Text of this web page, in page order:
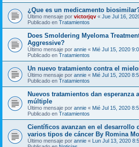
¿Que es un medicamento
Último mensaje por victorjqv « Jue Jul 16,
Publicado en Tratamientos
Does Smoldering Myeloma
Aggressive?
Último mensaje por annie « Mié Jul 15, 2020
Publicado en Tratamientos
Un nuevo tratamiento contra el
Último mensaje por annie « Mié Jul 15, 2020
Publicado en Tratamientos
Nuevos tratamientos dan esperanza
múltiple
Último mensaje por annie « Mié Jul 15, 2020
Publicado en Tratamientos
Científicos avanzan en el desarrollo
varios tipos de cáncer By Romina
Último mensaje por annie « Lun Jul 13, 2020